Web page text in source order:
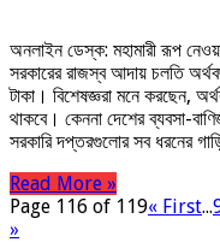
অনলাইন ডেস্ক: মহামারী রূপ
সরকারের রাজস্ব আদায় চলতি
টাকা। বিশেষজ্ঞরা মনে করছেন,
থাকবে। কেননা দেশের ব্যবসা-
সরকারি দপ্তরগুলোর সব ধরনের
Read More »
Page 116 of 119« First...
»